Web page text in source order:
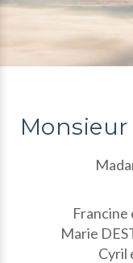
Monsieur
Francine
Marie
Cyril